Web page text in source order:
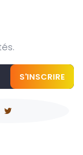
S'INSCRIRE